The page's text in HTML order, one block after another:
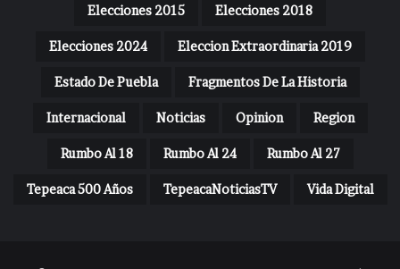
Elecciones 2015 Elecciones 2018
Elecciones 2024 Eleccion Extraordinaria 2019
Estado De Puebla Fragmentos De La Historia
Internacional Noticias Opinion Region
Rumbo Al 18 Rumbo Al 24 Rumbo Al 27
Tepeaca 500 Años TepeacaNoticiasTV Vida Digital